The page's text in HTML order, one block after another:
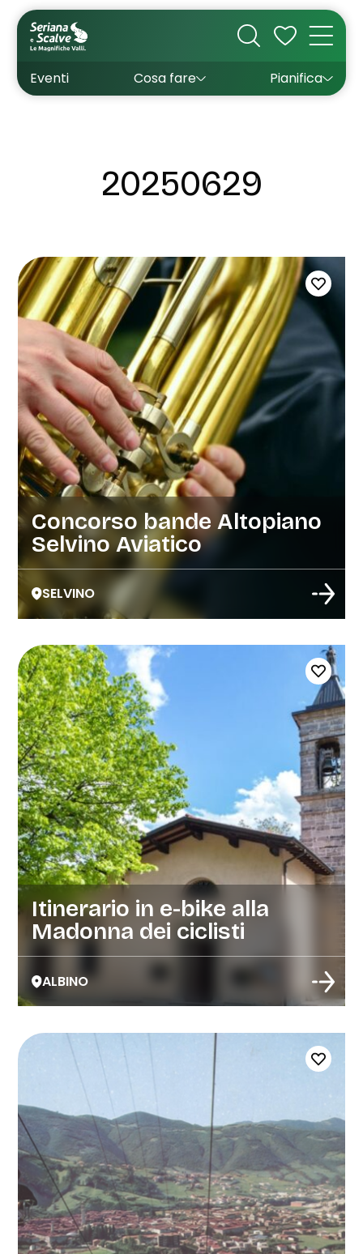
Eventi Cosa fare
Cultura
Outdoor
Pianifica
Dove dormire
Come arrivare
Come muoversi
Wishlist
20250629
Concorso bande Altopiano
Selvino Aviatico
SELVINO
Itinerario in e-bike alla
Madonna dei ciclisti
ALBINO